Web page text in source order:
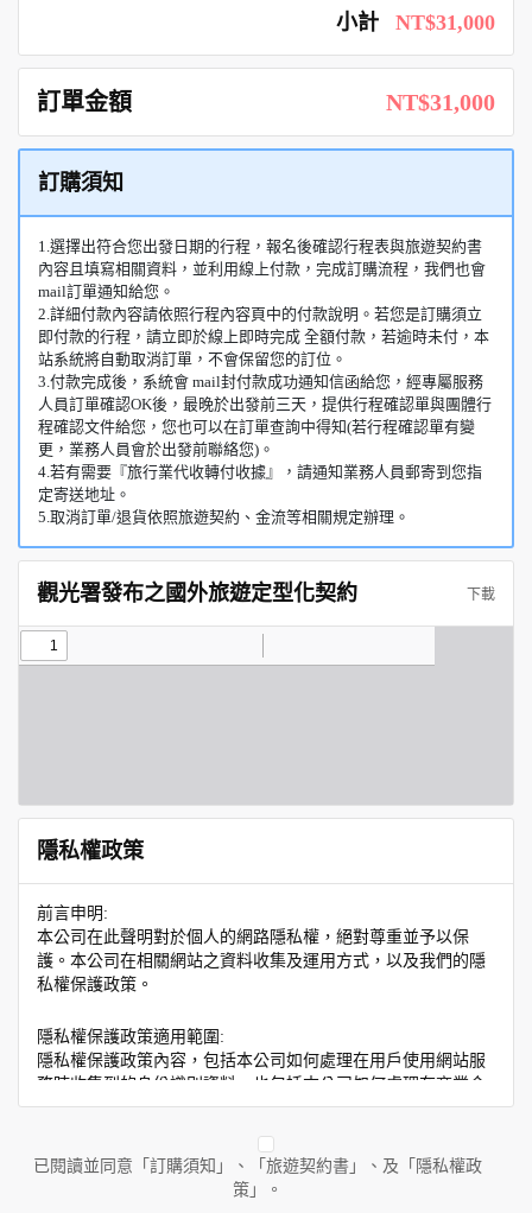
小計 NT$31,000
訂單金額 NT$31,000
訂購須知
1.選擇出符合您出發日期的行程，報名後確認行程表與旅遊契約書
內容且填寫相關資料，並利用線上付款，完成訂購流程，我們也會
mail訂單通知給您。
2.詳細付款內容請依照行程內容頁中的付款說明。若您是訂購須立
即付款的行程，請立即於線上即時完成 全額付款，若逾時未付，本
站系統將自動取消訂單，不會保留您的訂位。
3.付款完成後，系統會 mail封付款成功通知信函給您，經專屬服務
人員訂單確認OK後，最晚於出發前三天，提供行程確認單與團體行
程確認文件給您，您也可以在訂單查詢中得知(若行程確認單有變
更，業務人員會於出發前聯絡您)。
4.若有需要『旅行業代收轉付收據』，請通知業務人員郵寄到您指
定寄送地址。
5.取消訂單/退貨依照旅遊契約、金流等相關規定辦理。
觀光署發布之國外旅遊定型化契約 下載
隱私權政策
前言申明:
本公司在此聲明對於個人的網路隱私權，絕對尊重並予以保
護。本公司在相關網站之資料收集及運用方式，以及我們的隱
私權保護政策。
隱私權保護政策適用範圍:
隱私權保護政策內容，包括本公司如何處理在用戶使用網站服
務時收集到的身份識別資料，也包括本公司如何處理在商業合
作與本公司合作時分享的任何身份識別資料。隱私權保護政策
人員。例如您透過本公司旗下網站上的廣告廠商連結，這些置
放連結的廠商也可能蒐集您個人的資料。對於您主動提供的個
人資訊，這些廣告廠商或連結網站有其個別的隱私權保護政
已閱讀並同意「訂購須知」、「旅遊契約書」、及「隱私權政
策」。